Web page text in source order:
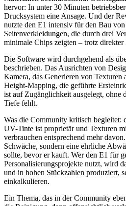
hervor: In unter 30 Minuten
Drucksystem eine Ansage. Und der
nutzte den E1 intensiv für den Bau
Seitenverkleidungen, die durch drei
minimale Chips zeigten – trotz direkter
Die Software wird durchgehend als
beschrieben. Das Ausrichten von
Kamera, das Generieren von Texturen
Height-Mapping, die geführte
ist auf Zugänglichkeit ausgelegt, ohne
Tiefe fehlt.
Was die Community kritisch begleitet:
UV-Tinte ist proprietär und Texturen
verbrauchen entsprechend mehr
Schwäche, sondern eine ehrliche
sollte, bevor er kauft. Wer den E1 für
Personalisierungsprojekte nutzt, wird
und in hohen Stückzahlen produziert,
einkalkulieren.
Ein Thema, das in der Community